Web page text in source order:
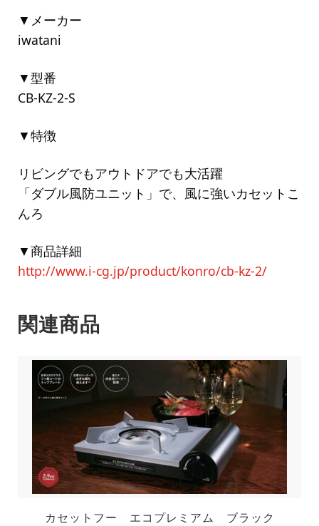
▼メーカー
iwatani
▼型番
CB-KZ-2-S
▼特徴
リビングでもアウトドアでも大活躍
「ダブル風防ユニット」で、風に強いカセットこ
んろ
▼商品詳細
http://www.i-cg.jp/product/konro/cb-kz-2/
関連商品
カセットフー エコプレミアム ブラック